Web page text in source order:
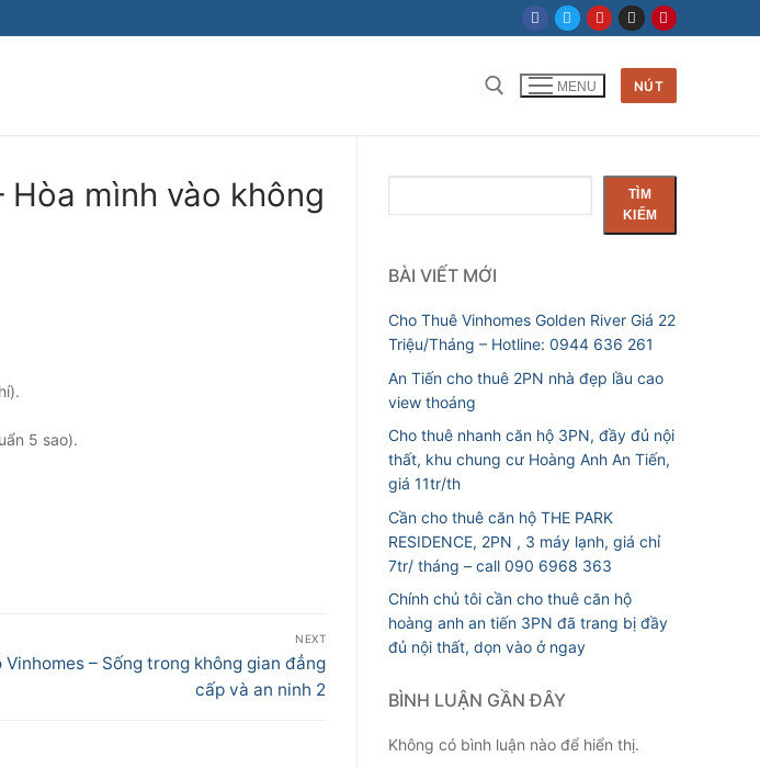
MENU NÚT
Hòa mình vào không
5 sao).
NEXT
Vinhomes – Sống trong không gian đẳng
cấp và an ninh 2
kiếm
TÌM
KIẾM
BÀI VIẾT MỚI
Cho Thuê Vinhomes Golden River Giá 22
Triệu/Tháng – Hotline: 0944 636 261
An Tiến cho thuê 2PN nhà đẹp lầu cao
view thoáng
Cho thuê nhanh căn hộ 3PN, đầy đủ nội
thất, khu chung cư Hoàng Anh An Tiến,
giá 11tr/th
Cần cho thuê căn hộ THE PARK
RESIDENCE, 2PN , 3 máy lạnh, giá chỉ
7tr/ tháng – call 090 6968 363
Chính chủ tôi cần cho thuê căn hộ
hoàng anh an tiến 3PN đã trang bị đầy
đủ nội thất, dọn vào ở ngay
BÌNH LUẬN GẦN ĐÂY
Không có bình luận nào để hiển thị.